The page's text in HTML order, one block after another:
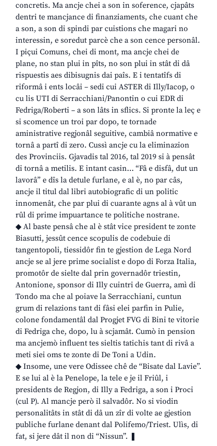
concretis. Ma ancje chei a son in soference, cjapâts
dentri te mancjance di finanziaments, che cuant che
a son, a son di spindi par cuistions che magari no
interessin, e soredut parcè che a son cence personâl.
I piçui Comuns, chei di mont, ma ancje chei de
plane, no stan plui in pîts, no son plui in stât di dâ
rispuestis aes dibisugnis dai paîs. E i tentatîfs di
riformâ i ents locâi – sedi cui ASTER di Illy/Iacop, o
cu lis UTI di Serracchiani/Panontin o cui EDR di
Fedriga/Roberti – a son lâts in sflics. Si pronte la leç e
si scomence un troi par dopo, te tornade
aministrative regjonâl seguitive, cambiâ normative e
tornâ a partî di zero. Cussì ancje cu la eliminazion
des Provinciis. Gjavadis tal 2016, tal 2019 si à pensât
di tornâ a metilis. E intant casin… “Fâ e disfâ, dut un
lavorâ” e dîs la detule furlane, e al è, no par câs,
ancje il titul dal libri autobiografic di un politic
innomenât, che par plui di cuarante agns al à vût un
rûl di prime impuartance te politiche nostrane.
◆ Al baste pensâ che al è stât vice president te zonte
Biasutti, jessût cence scopulis de codebuie di
tangentopoli, tiessidôr fin te gjestion de Lega Nord
ancje se al jere prime socialist e dopo di Forza Italia,
promotôr de sielte dal prin governadôr triestin,
Antonione, sponsor di Illy cuintri de Guerra, amì di
Tondo ma che al poiave la Serracchiani, cuntun
grum di relazions tant di fâsi elei parfin in Pulie,
colone fondamentâl dal Progjet FVG di Bini te vitorie
di Fedriga che, dopo, lu à scjamât. Cumò in pension
ma ancjemò influent tes sieltis tatichis tant di rivâ a
meti siei oms te zonte di De Toni a Udin.
◆ Insome, une vere Odissee chê de “Bisate dal Lavie”.
E se lui al è la Penelope, la tele e je il Friûl, i
presidents de Regjon, di Illy a Fedriga, a son i Proci
(cul P). Al mancje però il salvadôr. No si viodin
personalitâts in stât di dâ un zîr di volte ae gjestion
publiche furlane denant dal Polifemo/Triest. Ulìs, di
fat, si jere dât il non di “Nissun”. ❚